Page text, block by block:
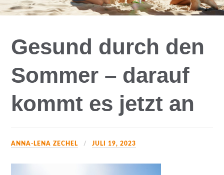
Gesund durch den
Sommer – darauf
kommt es jetzt an
ANNA-LENA ZECHEL JULI 19, 2023